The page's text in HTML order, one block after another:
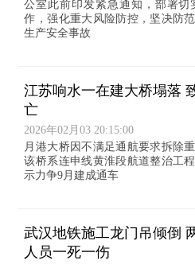
公室此前印发紧急通知，部署
作，强化重大风险防控，坚决防
生产安全事故
江苏响水一在建大桥塌落
亡
2026年02月03 20:15:00
月港大桥因不满足通航要求拆除
该桥系连申线黄淮段航道整治工
示力争9月建成通车
武汉地铁施工龙门吊倾倒
人员一死一伤